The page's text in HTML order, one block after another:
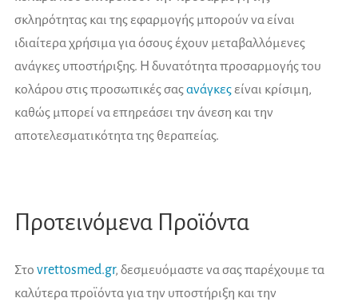
σκληρότητας και της εφαρμογής μπορούν να είναι
ιδιαίτερα χρήσιμα για όσους έχουν μεταβαλλόμενες
ανάγκες υποστήριξης. Η δυνατότητα προσαρμογής του
κολάρου στις προσωπικές σαςανάγκεςείναι κρίσιμη,
καθώς μπορεί να επηρεάσει την άνεση και την
αποτελεσματικότητα της θεραπείας.
Προτεινόμενα Προϊόντα
Στο vrettosmed.gr, δεσμευόμαστε να σας παρέχουμε τα
καλύτερα προϊόντα για την υποστήριξη και την